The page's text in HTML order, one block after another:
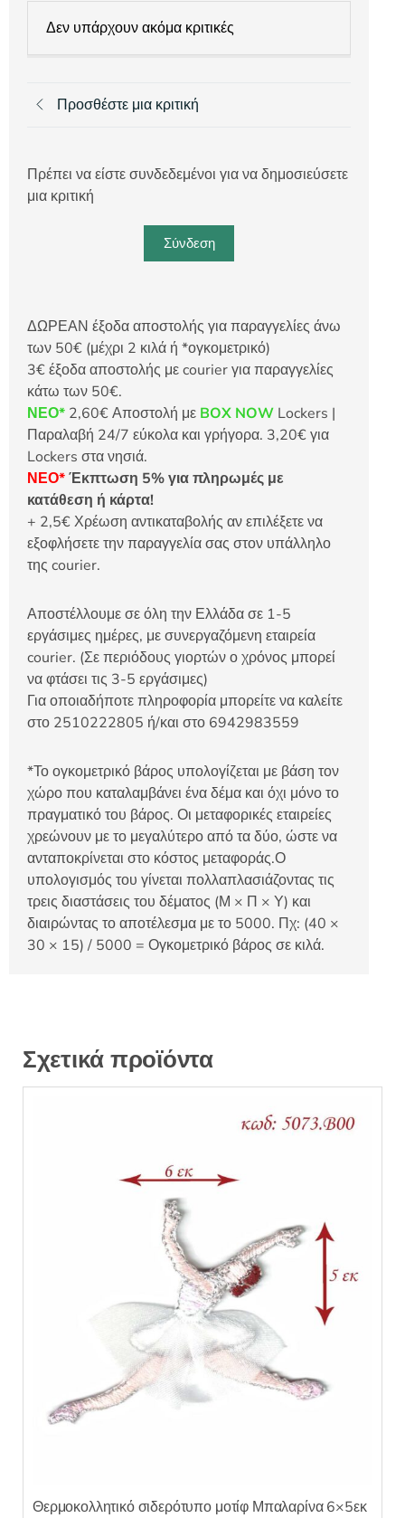
Δεν υπάρχουν ακόμα κριτικές
Προσθέστε μια κριτική
Πρέπει να είστε συνδεδεμένοι για να δημοσιεύσετε
μια κριτική
Σύνδεση
ΔΩΡΕΑΝ έξοδα αποστολής για παραγγελίες άνω
των 50€ (μέχρι 2 κιλά ή *ογκομετρικό)
3€ έξοδα αποστολής με courier για παραγγελίες
κάτω των 50€.
ΝΕΟ* 2,60€ Αποστολή με BOX NOW Lockers |
Παραλαβή 24/7 εύκολα και γρήγορα. 3,20€ για
Lockers στα νησιά.
ΝΕΟ*Έκπτωση 5% για πληρωμές με
κατάθεση ή κάρτα!
+ 2,5€ Χρέωση αντικαταβολής αν επιλέξετε να
εξοφλήσετε την παραγγελία σας στον υπάλληλο
της courier.
Αποστέλλουμε σε όλη την Ελλάδα σε 1-5
εργάσιμες ημέρες, με συνεργαζόμενη εταιρεία
courier. (Σε περιόδους γιορτών ο χρόνος μπορεί
να φτάσει τις 3-5 εργάσιμες)
Για οποιαδήποτε πληροφορία μπορείτε να καλείτε
στο 2510222805 ή/και στο 6942983559
*Το ογκομετρικό βάρος υπολογίζεται με βάση τον
χώρο που καταλαμβάνει ένα δέμα και όχι μόνο το
πραγματικό του βάρος. Οι μεταφορικές εταιρείες
χρεώνουν με το μεγαλύτερο από τα δύο, ώστε να
ανταποκρίνεται στο κόστος μεταφοράς.Ο
υπολογισμός του γίνεται πολλαπλασιάζοντας τις
τρεις διαστάσεις του δέματος (Μ × Π × Υ) και
διαιρώντας το αποτέλεσμα με το 5000. Πχ: (40 ×
30 × 15) / 5000 = Ογκομετρικό βάρος σε κιλά.
Σχετικά προϊόντα
Θερμοκολλητικό σιδερότυπο μοτίφ Μπαλαρίνα 6×5εκ